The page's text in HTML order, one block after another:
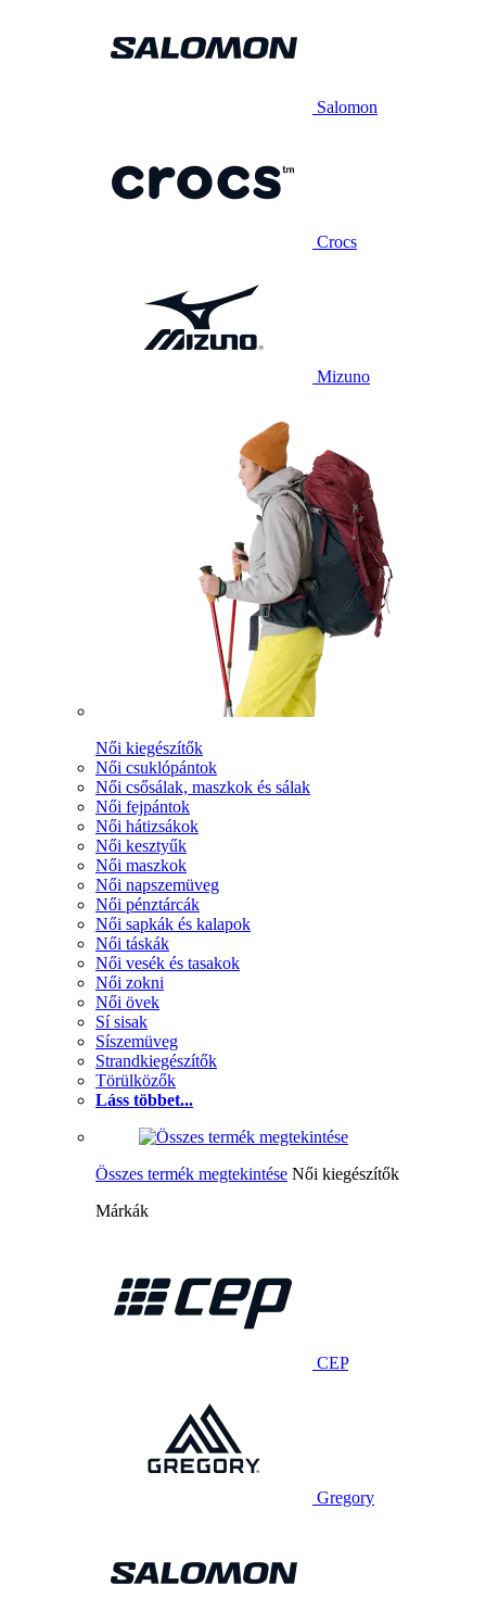
Salomon
Crocs
Mizuno
Női kiegészítők
Női csuklópántok
Női csősálak, maszkok és sálak
Női fejpántok
Női hátizsákok
Női kesztyűk
Női maszkok
Női napszemüveg
Női pénztárcák
Női sapkák és kalapok
Női táskák
Női vesék és tasakok
Női zokni
Női övek
Sí sisak
Síszemüveg
Strandkiegészítők
Törülközők
Láss többet...
Összes termék megtekintése Női kiegészítők
Márkák
CEP
Gregory